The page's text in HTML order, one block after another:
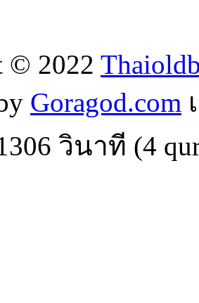
© 2022
Goragod.com
วินาที (4